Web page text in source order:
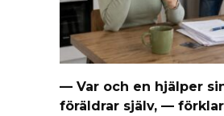
— Var och en hjälper
föräldrar själv, —